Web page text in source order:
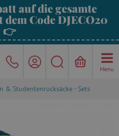
auf die gesamte
Code DJECO20
👉
Menu
& Studentenrucksäcke - Sets